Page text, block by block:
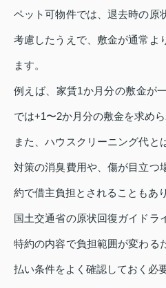
ペット可物件では、退去時の原
考慮したうえで、敷金が通常よ
ます。
例えば、家賃1か月分の敷金が
では+1〜2か月分の敷金を求め
また、ハウスクリーニング代と
対策の消臭費用や、傷が目立つ
約で借主負担とされることもあ
国土交通省の原状回復ガイドラ
特約の内容で負担範囲が変わる
払い条件をよく確認しておく必